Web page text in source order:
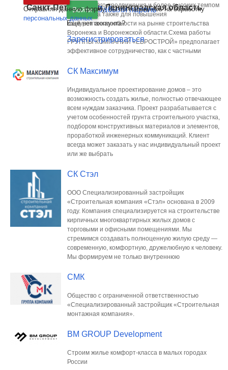
Санкт-Петербург иЛенинградская область
Войти Забыли пароль
Ещё нет аккаунта?
Зарегистрироваться
дальнейшего продвижения и более высоких темпом
развития, а также для повышения
конкурентоспособности на рынке строительства
Воронежа и Воронежской области.Схема работы
ГРУППЫ КОМПАНИЙ «ЕВРОСТРОЙ» предполагает
эффективное сотрудничество, как с частными
СК Максимум
Индивидуальное проектирование домов – это
возможность создать жилье, полностью отвечающее
всем нуждам заказчика. Проект разрабатывается с
учетом особенностей грунта строительного участка,
подбором конструктивных материалов и элементов,
проработкой инженерных коммуникаций. Клиент
всегда может заказать у нас индивидуальный проект
или же выбрать
СК Стэл
ООО Специализированный застройщик
«Строительная компания «Стэл» основана в 2009
году. Компания специализируется на строительстве
кирпичных многоквартирных жилых домов с
торговыми и офисными помещениями. Мы
стремимся создавать полноценную жилую среду —
современную, комфортную, дружелюбную к человеку.
Мы формируем не только внутреннюю
СМК
Общество с ограниченной ответственностью
«Специализированный застройщик «Строительная
монтажная компания».
BM GROUP Development
Строим жилье комфорт-класса в малых городах
России
Отправляя данную форму, вы соглашаетесь на обработку
персональных данных